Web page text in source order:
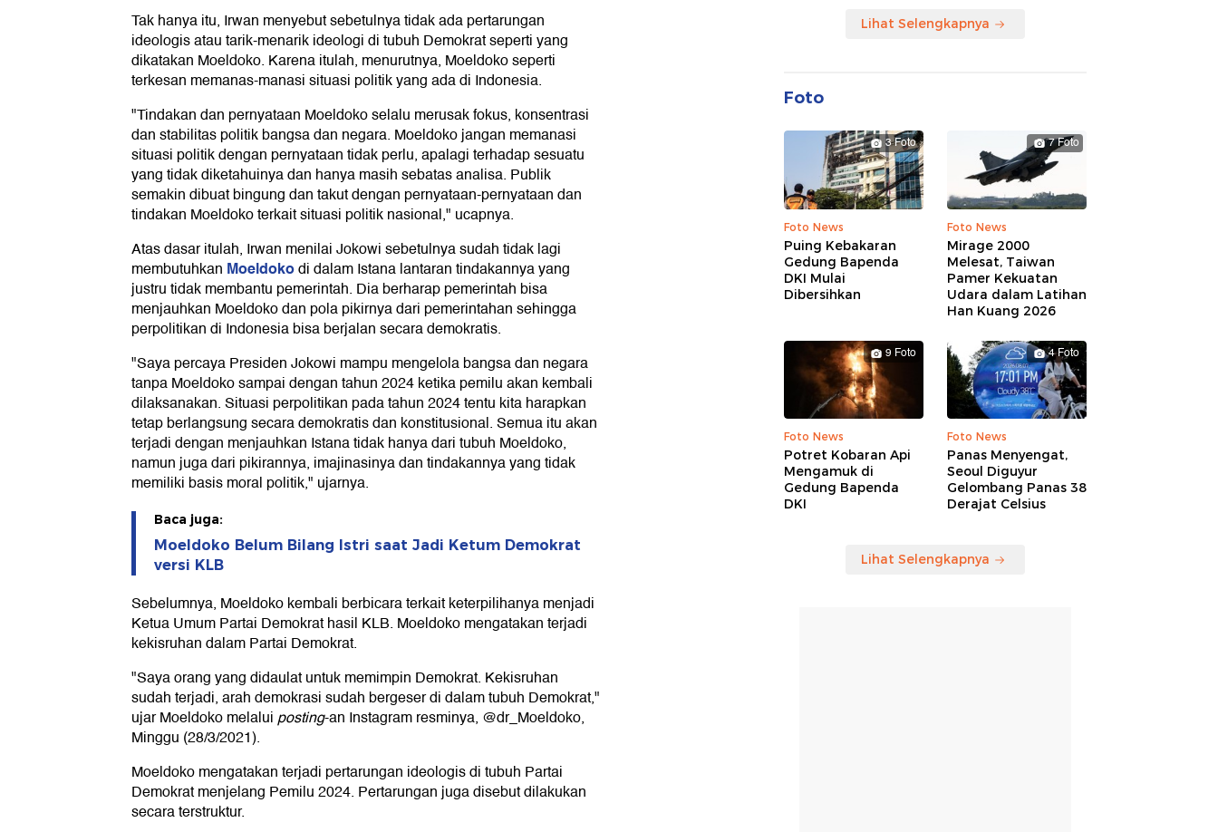
Tak hanya itu, Irwan menyebut sebetulnya tidak ada pertarungan
ideologis atau tarik-menarik ideologi di tubuh Demokrat seperti yang
dikatakan Moeldoko. Karena itulah, menurutnya, Moeldoko seperti
terkesan memanas-manasi situasi politik yang ada di Indonesia.
"Tindakan dan pernyataan Moeldoko selalu merusak fokus, konsentrasi
dan stabilitas politik bangsa dan negara. Moeldoko jangan memanasi
situasi politik dengan pernyataan tidak perlu, apalagi terhadap sesuatu
yang tidak diketahuinya dan hanya masih sebatas analisa. Publik
semakin dibuat bingung dan takut dengan pernyataan-pernyataan dan
tindakan Moeldoko terkait situasi politik nasional," ucapnya.
Atas dasar itulah, Irwan menilai Jokowi sebetulnya sudah tidak lagi
membutuhkan Moeldokodi dalam Istana lantaran tindakannya yang
justru tidak membantu pemerintah. Dia berharap pemerintah bisa
menjauhkan Moeldoko dan pola pikirnya dari pemerintahan sehingga
perpolitikan di Indonesia bisa berjalan secara demokratis.
"Saya percaya Presiden Jokowi mampu mengelola bangsa dan negara
tanpa Moeldoko sampai dengan tahun 2024 ketika pemilu akan kembali
dilaksanakan. Situasi perpolitikan pada tahun 2024 tentu kita harapkan
tetap berlangsung secara demokratis dan konstitusional. Semua itu akan
terjadi dengan menjauhkan Istana tidak hanya dari tubuh Moeldoko,
namun juga dari pikirannya, imajinasinya dan tindakannya yang tidak
memiliki basis moral politik," ujarnya.
Baca juga:
Moeldoko Belum Bilang Istri saat Jadi Ketum Demokrat
versi KLB
Sebelumnya, Moeldoko kembali berbicara terkait keterpilihanya menjadi
Ketua Umum Partai Demokrat hasil KLB. Moeldoko mengatakan terjadi
kekisruhan dalam Partai Demokrat.
"Saya orang yang didaulat untuk memimpin Demokrat. Kekisruhan
sudah terjadi, arah demokrasi sudah bergeser di dalam tubuh Demokrat,"
ujar Moeldoko melaluiposting-an Instagram resminya, @dr_Moeldoko,
Minggu (28/3/2021).
Moeldoko mengatakan terjadi pertarungan ideologis di tubuh Partai
Demokrat menjelang Pemilu 2024. Pertarungan juga disebut dilakukan
secara terstruktur.
Lihat Selengkapnya
Foto
3 Foto
Foto News
Puing Kebakaran
Gedung Bapenda
DKI Mulai
Dibersihkan
7 Foto
Foto News
Mirage 2000
Melesat, Taiwan
Pamer Kekuatan
Udara dalam Latihan
Han Kuang 2026
9 Foto
Foto News
Potret Kobaran Api
Mengamuk di
Gedung Bapenda
DKI
4 Foto
Foto News
Panas Menyengat,
Seoul Diguyur
Gelombang Panas 38
Derajat Celsius
Lihat Selengkapnya